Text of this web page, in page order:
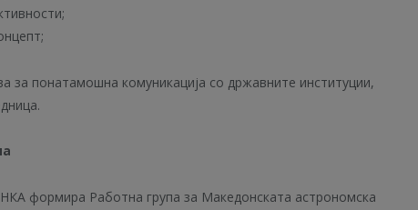
за понатамошна комуникација со државните институции,
формира Работна група за Македонската астрономска